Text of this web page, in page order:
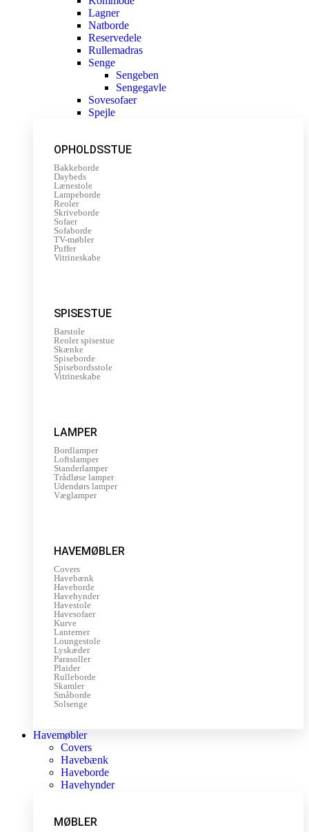
Lagner
Natborde
Reservedele
Rullemadras
Senge
Sengeben
Sengegavle
Sovesofaer
Spejle
OPHOLDSSTUE
Bakkeborde
Daybeds
Lænestole
Lampeborde
Reoler
Skriveborde
Sofaer
Sofaborde
TV-møbler
Puffer
Vitrineskabe
SPISESTUE
Barstole
Reoler spisestue
Skænke
Spiseborde
Spisebordsstole
Vitrineskabe
LAMPER
Bordlamper
Loftslamper
Standerlamper
Trådløse lamper
Udendørs lamper
Væglamper
HAVEMØBLER
Covers
Havebænk
Haveborde
Havehynder
Havestole
Havesofaer
Kurve
Lanterner
Loungestole
Lyskæder
Parasoller
Plaider
Rulleborde
Skamler
Småborde
Solsenge
Havemøbler
Covers
Havebænk
Haveborde
Havehynder
MØBLER